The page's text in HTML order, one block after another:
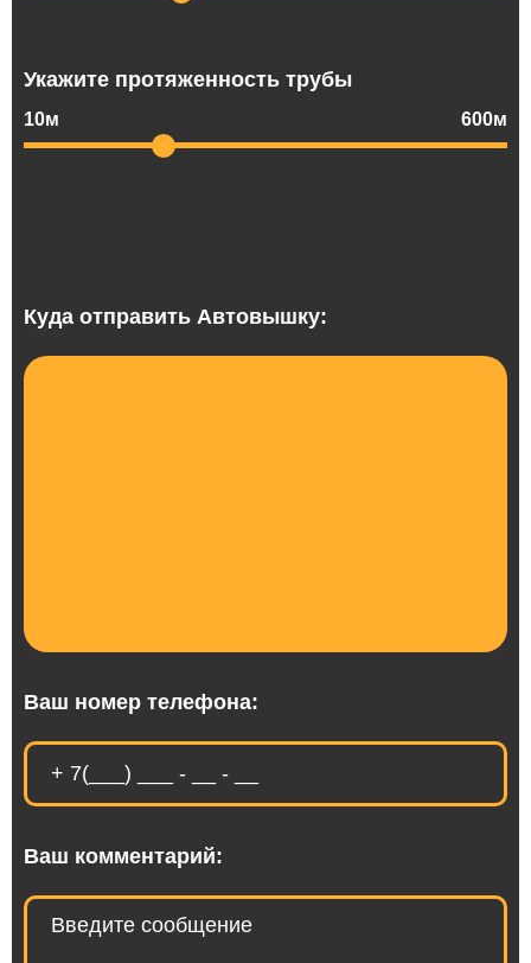
Укажите протяженность трубы
10м 600м
Куда отправить Автовышку:
Ваш номер телефона:
Ваш комментарий: